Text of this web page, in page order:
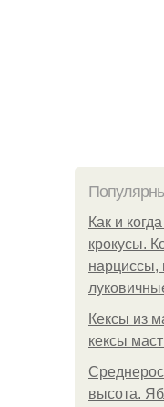
Как и
крокусы.
нарциссы,
Кексы из
кексы
высота.